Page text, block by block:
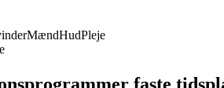
MændHudPleje